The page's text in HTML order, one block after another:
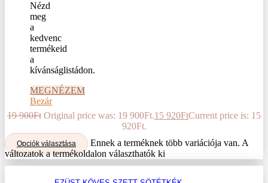
Nézd
meg
a
kedvenc
termékeid
a
kívánságlistádon.
MEGNÉZEM
Bezár
19 900Ft Original price was: 19 900Ft.15 920FtCurrent price is: 15
920Ft.
Opciók választása
Ennek a terméknek több variációja van. A
változatok a termékoldalon választhatók ki